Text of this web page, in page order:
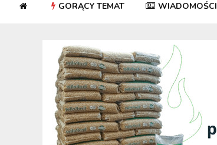
GORĄCY TEMAT WIADOMOŚCI